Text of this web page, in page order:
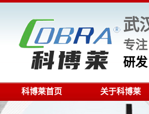
武
专
研
科博莱首页 关于科博莱